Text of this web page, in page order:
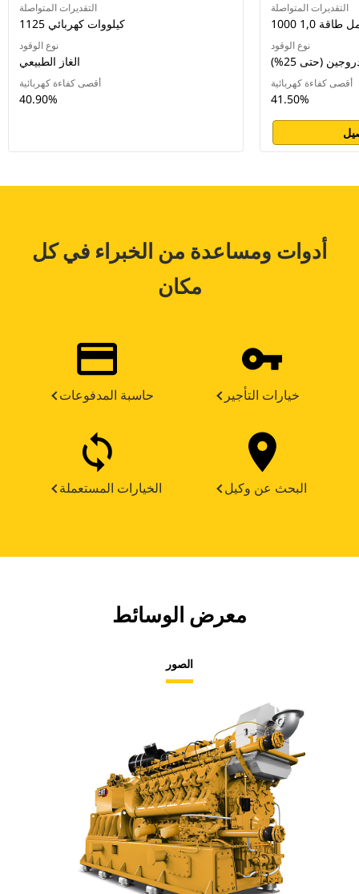
التقديرات المتواصلة
1125 كيلووات كهربائي
نوع الوقود
الغاز الطبيعي
أقصى كفاءة كهربائية
40.90%
التقديرات المتواصلة
طاقة 1,0
نوع الوقود
(حتى 25%)
أقصى كفاءة كهربائية
41.50%
أدوات ومساعدة من الخبراء في كل
مكان
حاسبة المدفوعات خيارات التأجير
الخيارات المستعملة البحث عن وكيل
معرض الوسائط
الصور